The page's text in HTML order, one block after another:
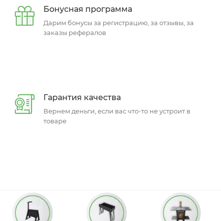
Бонусная программа
Дарим бонусы за регистрацию, за отзывы, за
заказы рефералов
Гарантия качества
Вернем деньги, если вас что-то не устроит в
товаре